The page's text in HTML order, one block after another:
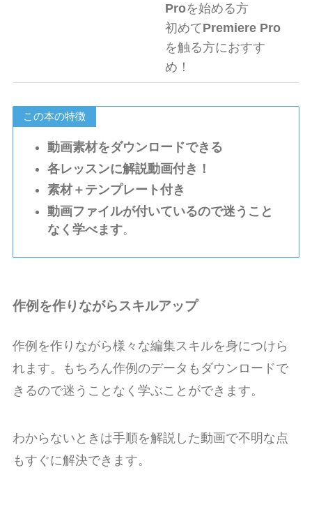
Proを始める方
初めてPremiere Pro
を触る方におすす
め！
この本の特徴
動画素材をダウンロードできる
各レッスンに解説動画付き！
素材＋テンプレート付き
動画ファイルが付いているので迷うこと
なく学べます。
作例を作りながらスキルアップ
作例を作りながら様々な編集スキルを身につけら
れます。もちろん作例のデータもダウンロードで
きるので迷うことなく学ぶことができます。
わからないときは手順を解説した動画で不明な点
もすぐに解決できます。